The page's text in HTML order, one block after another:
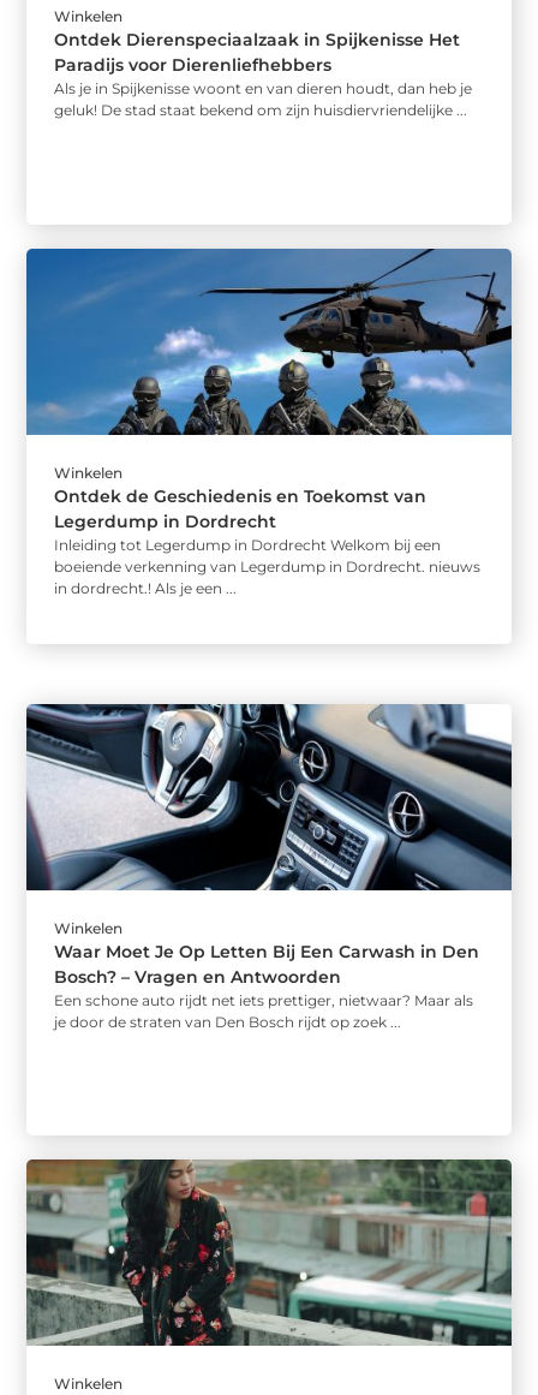
Winkelen
Ontdek Dierenspeciaalzaak in Spijkenisse Het
Paradijs voor Dierenliefhebbers
Als je in Spijkenisse woont en van dieren houdt, dan heb je
geluk! De stad staat bekend om zijn huisdiervriendelijke ...
Winkelen
Ontdek de Geschiedenis en Toekomst van
Legerdump in Dordrecht
Inleiding tot Legerdump in Dordrecht Welkom bij een
boeiende verkenning van Legerdump in Dordrecht. nieuws
in dordrecht.! Als je een ...
Winkelen
Waar Moet Je Op Letten Bij Een Carwash in Den
Bosch? – Vragen en Antwoorden
Een schone auto rijdt net iets prettiger, nietwaar? Maar als
je door de straten van Den Bosch rijdt op zoek ...
Winkelen